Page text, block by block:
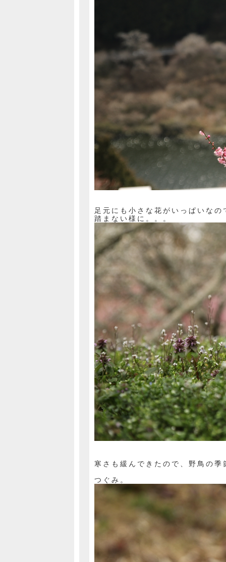
足元にも小さな花がいっぱいなの
踏まない様に。。。
寒さも緩んできたので、野鳥の
つぐみ。